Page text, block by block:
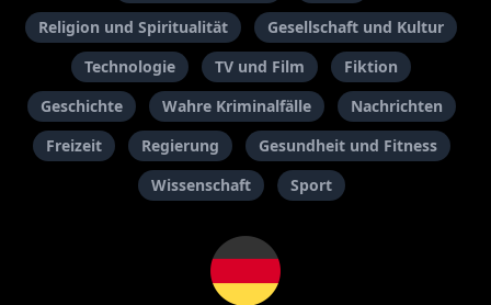
Religion und Spiritualität
Gesellschaft und Kultur
Technologie
TV und Film
Fiktion
Geschichte
Wahre Kriminalfälle
Nachrichten
Freizeit
Regierung
Gesundheit und Fitness
Wissenschaft
Sport